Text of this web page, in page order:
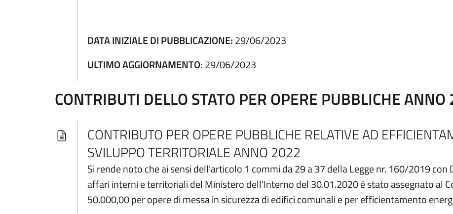
DATA INIZIALE DI PUBBLICAZIONE:29/06/2023
ULTIMO AGGIORNAMENTO:29/06/2023
CONTRIBUTI DELLO STATO PER OPERE PUBBLICHE
CONTRIBUTO PER OPERE PUBBLICHE RELATIVE AD
SVILUPPO TERRITORIALE ANNO 2022
Si rende noto che ai sensi dell'articolo 1 commi da 29 a 37 della Legge nr. 160/2019
affari interni e territoriali del Ministero dell'Interno del 30.01.2020 è stato assegnato al
50.000,00 per opere di messa in sicurezza di edifici comunali e per efficientamento